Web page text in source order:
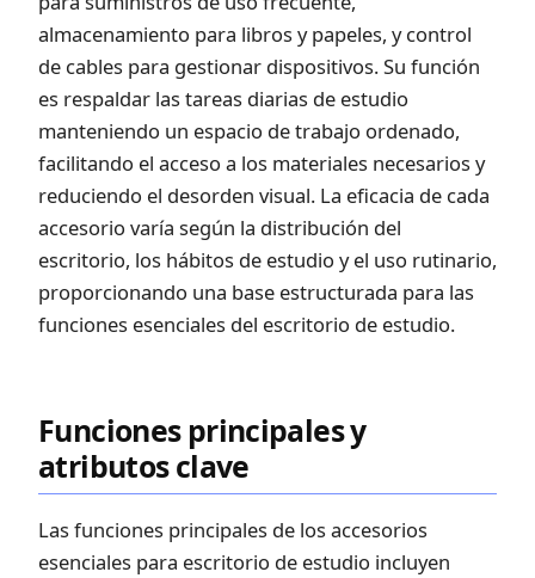
almacenamiento para libros y papeles, y control
de cables para gestionar dispositivos. Su función
es respaldar las tareas diarias de estudio
manteniendo un espacio de trabajo ordenado,
facilitando el acceso a los materiales necesarios y
reduciendo el desorden visual. La eficacia de cada
accesorio varía según la distribución del
escritorio, los hábitos de estudio y el uso rutinario,
proporcionando una base estructurada para las
funciones esenciales del escritorio de estudio.
Funciones principales y
atributos clave
Las funciones principales de los accesorios
esenciales para escritorio de estudio incluyen